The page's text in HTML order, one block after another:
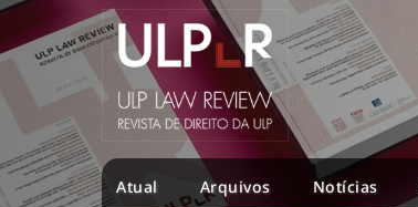
Atual Arquivos Notícias